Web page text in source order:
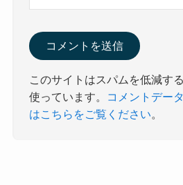
このサイトはスパムを低減す
使っています。
コメントデー
はこちらをご覧ください。